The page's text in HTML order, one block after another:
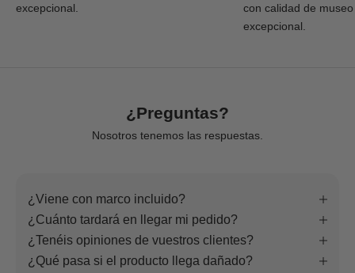
excepcional.
con calidad de
excepcional.
¿Preguntas?
Nosotros tenemos las respuestas.
¿Viene con marco incluido?
¿Cuánto tardará en llegar mi pedido?
¿Tenéis opiniones de vuestros clientes?
¿Qué pasa si el producto llega dañado?